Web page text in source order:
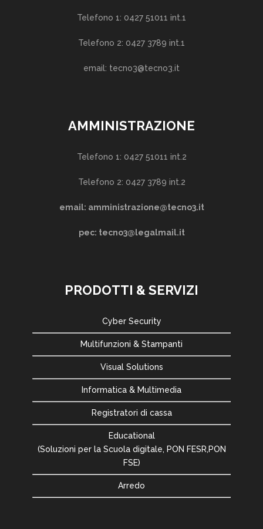
Telefono 1: 0427 51011 int.1
Telefono 2: 0427 3789 int.1
email: tecno3@tecno3.it
AMMINISTRAZIONE
Telefono 1: 0427 51011 int.2
Telefono 2: 0427 3789 int.2
email: amministrazione@tecno3.it
pec: tecno3@legalmail.it
PRODOTTI & SERVIZI
Cyber Security
Multifunzioni & Stampanti
Visual Solutions
Informatica & Multimedia
Registratori di cassa
Educational
(Soluzioni per la Scuola digitale, PON FESR,PON
FSE)
Arredo